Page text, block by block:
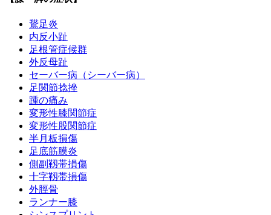
鵞足炎
内反小趾
足根管症候群
外反母趾
セーバー病（シーバー病）
足関節捻挫
踵の痛み
変形性膝関節症
変形性股関節症
半月板損傷
足底筋膜炎
側副靱帯損傷
十字靱帯損傷
外脛骨
ランナー膝